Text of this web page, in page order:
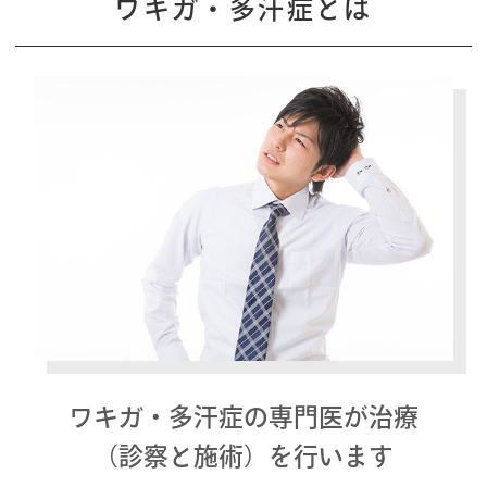
ワキガ・多汗症とは
ワキガ・多汗症の専門医が治療
（診察と施術）を行います